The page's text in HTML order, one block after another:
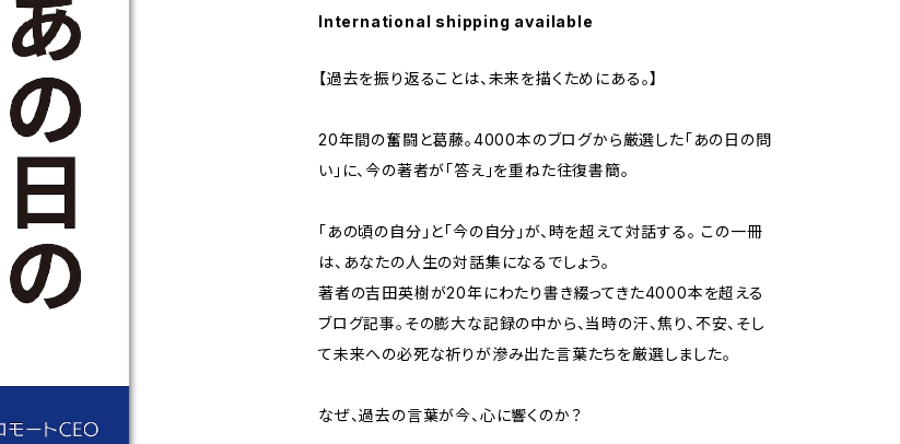
International shipping available
【過去を振り返ることは、未来を描くためにある。】
20年間の奮闘と葛藤。4000本のブログから厳選した「あの日の問
い」に、今の著者が「答え」を重ねた往復書簡。
「あの頃の自分」と「今の自分」が、時を超えて対話する。 この一冊
は、あなたの人生の対話集になるでしょう。
著者の吉田英樹が20年にわたり書き綴ってきた4000本を超える
ブログ記事。その膨大な記録の中から、当時の汗、焦り、不安、そし
て未来への必死な祈りが滲み出た言葉たちを厳選しました。
なぜ、過去の言葉が今、心に響くのか？